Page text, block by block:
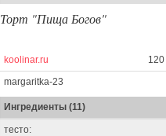
Торт "Пища Богов"
koolinar.ru
margaritka-23
Ингредиенты (11)
тесто: